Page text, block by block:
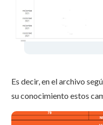
Es decir, en el archivo
su conocimiento estos